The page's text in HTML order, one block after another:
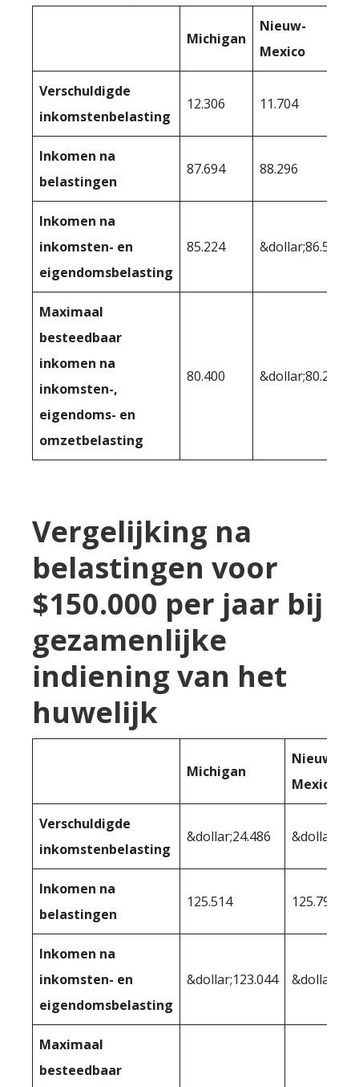
Michigan
Nieuw-
Mexico
Verschuldigde
inkomstenbelasting
12.306 11.704
Inkomen na
belastingen
87.694 88.296
Inkomen na
inkomsten- en
eigendomsbelasting
85.224 &dollar;86.533
Maximaal
besteedbaar
inkomen na
inkomsten-,
eigendoms- en
omzetbelasting
80.400 &dollar;80.242
Vergelijking na
belastingen voor
$150.000 per jaar bij
gezamenlijke
indiening van het
huwelijk
Michigan
Nieuw-
Mexico
Verschuldigde
inkomstenbelasting
&dollar;24.486
Inkomen na
belastingen
125.514 125.791
Inkomen na
inkomsten- en
eigendomsbelasting
&dollar;123.044
Maximaal
besteedbaar